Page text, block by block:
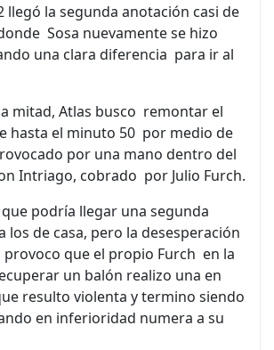
llegó la segunda anotación casi de
Sosa nuevamente se hizo
una clara diferencia para ir al
mitad, Atlas busco remontar el
hasta el minuto 50 por medio de
por una mano dentro del
Intriago, cobrado por Julio Furch.
podría llegar una segunda
de casa, pero la desesperación
que el propio Furch en la
un balón realizo una en
resulto violenta y termino siendo
en inferioridad numera a su